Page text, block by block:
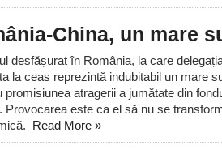
China, un mare
desfășurat în România, la care
la ceas reprezintă indubitabil un mare
promisiunea atragerii a jumătate din
Provocarea este ca el să nu se
Read More »